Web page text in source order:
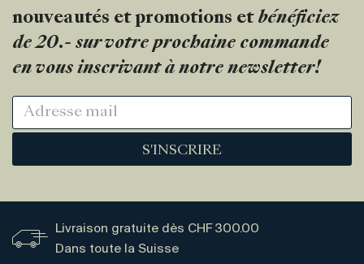
nouveautés et promotions et bénéficiez
de 20.- sur votre prochaine commande
en vous inscrivant à notre newsletter!
S'INSCRIRE
Livraison gratuite dès CHF 300.00
Dans toute la Suisse